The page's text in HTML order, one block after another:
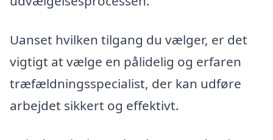
Uanset hvilken tilgang du vælger, er det
vigtigt at vælge en pålidelig og erfaren
træfældningsspecialist, der kan udføre
arbejdet sikkert og effektivt.